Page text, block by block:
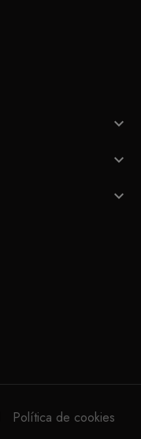



Política de cookies